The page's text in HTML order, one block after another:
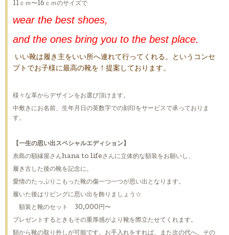
11ｃｍ〜16ｃｍのサイズで
wear the best shoes,
and the ones bring you to the best place.
いい靴は履き主をいい所へ連れて行ってくれる。というコンセ
プトでお子様に最高の靴を！提案しております。
様々な革からデザインをお選び頂けます。
中敷きにお名前、生年月日の英数字での刻印をサービスで承っておりま
す。
【一生の思い出スペシャルエディション】
糸島の額縁屋さんhana to lifeさんに立体的な額装をお願いし、
履き古した後の靴を記念に。
愛情のたっぷりこもった靴の傷一つ一つが思い出となります。
履いた後はリビングに思い出を飾りましょう☆
額装と靴のセット 30,000円〜
プレゼントするときもその重厚感がより靴を際立たせてくれます。
額から靴の取り外しが可能です。お手入れをすれば、また次の代へ。その